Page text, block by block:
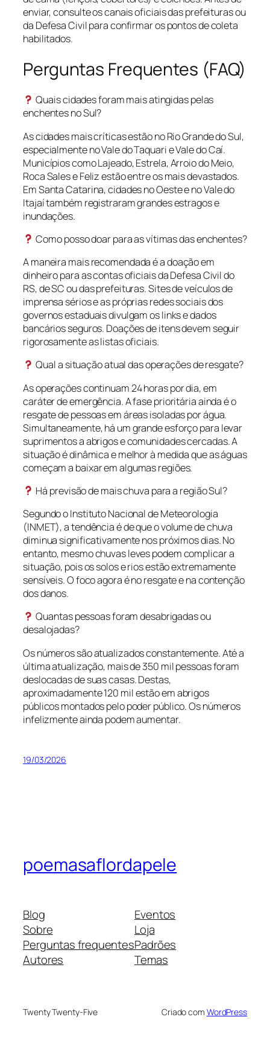
enviar, consulte os canais oficiais das prefeituras ou
da Defesa Civil para confirmar os pontos de coleta
habilitados.
Perguntas Frequentes (FAQ)
Quais cidades foram mais atingidas pelas
enchentes no Sul?
As cidades mais críticas estão no Rio Grande do Sul,
especialmente no Vale do Taquari e Vale do Caí.
Municípios como Lajeado, Estrela, Arroio do Meio,
Roca Sales e Feliz estão entre os mais devastados.
Em Santa Catarina, cidades no Oeste e no Vale do
Itajaí também registraram grandes estragos e
inundações.
Como posso doar para as vítimas das enchentes?
A maneira mais recomendada é a doação em
dinheiro para as contas oficiais da Defesa Civil do
RS, de SC ou das prefeituras. Sites de veículos de
imprensa sérios e as próprias redes sociais dos
governos estaduais divulgam os links e dados
bancários seguros. Doações de itens devem seguir
rigorosamente as listas oficiais.
Qual a situação atual das operações de resgate?
As operações continuam 24 horas por dia, em
caráter de emergência. A fase prioritária ainda é o
resgate de pessoas em áreas isoladas por água.
Simultaneamente, há um grande esforço para levar
suprimentos a abrigos e comunidades cercadas. A
situação é dinâmica e melhor à medida que as águas
começam a baixar em algumas regiões.
Há previsão de mais chuva para a região Sul?
Segundo o Instituto Nacional de Meteorologia
(INMET), a tendência é de que o volume de chuva
diminua significativamente nos próximos dias. No
entanto, mesmo chuvas leves podem complicar a
situação, pois os solos e rios estão extremamente
sensíveis. O foco agora é no resgate e na contenção
dos danos.
Quantas pessoas foram desabrigadas ou
desalojadas?
Os números são atualizados constantemente. Até a
última atualização, mais de 350 mil pessoas foram
deslocadas de suas casas. Destas,
aproximadamente 120 mil estão em abrigos
públicos montados pelo poder público. Os números
infelizmente ainda podem aumentar.
19/03/2026
poemasaflordapele
Blog
Sobre
Perguntas frequentes
Autores
Eventos
Loja
Padrões
Temas
Twenty Twenty-Five Criado com WordPress